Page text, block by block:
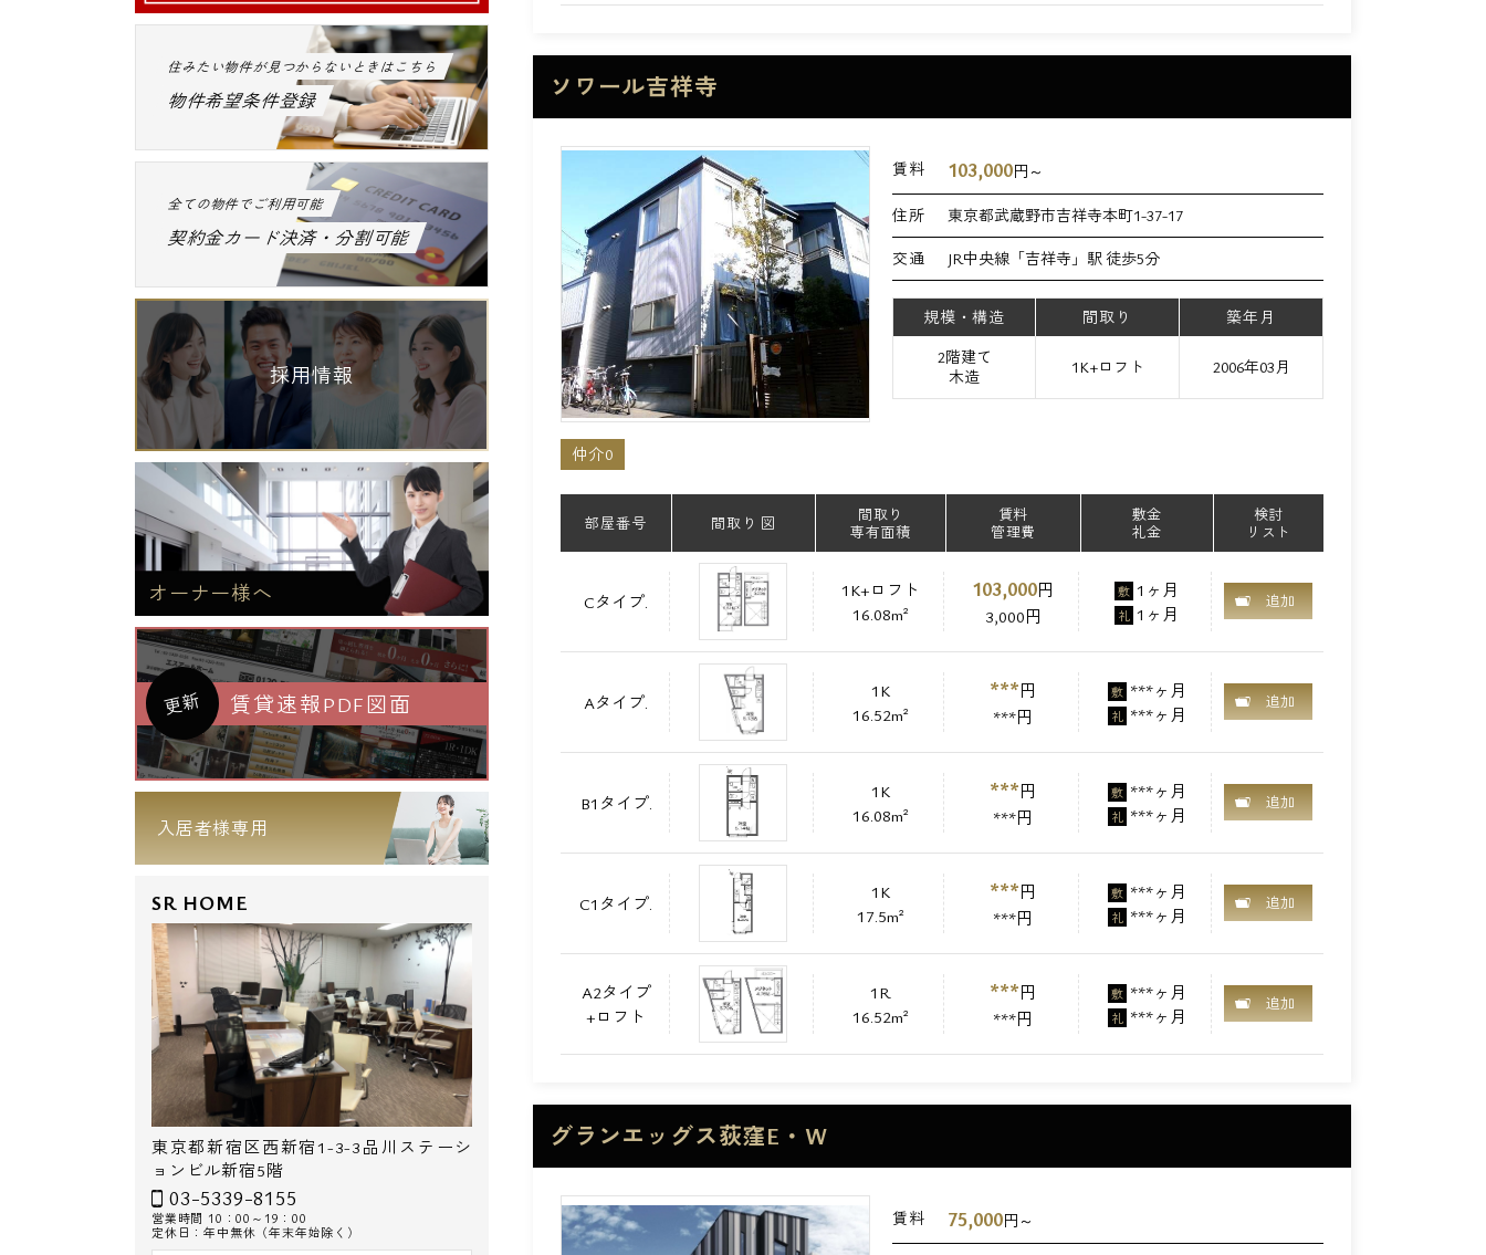
ソワール吉祥寺
賃料 103,000円～
住所 東京都武蔵野市吉祥寺本町1-37-17
交通 JR中央線「吉祥寺」駅 徒歩5分
規模・構造 間取り
築年月
2階建て
木造
1K+ロフト 2006年03月
仲介0
部屋番号 間取り 図
間取り
専有面積
賃料
管理費
敷金
礼金
検討
リスト
Cタイプ.
1K+ロフト
16.08m²
103,000円
3,000円
敷 1ヶ月
礼 1ヶ月
追加
Aタイプ.
1K
16.52m²
***円
***円
敷 ***ヶ月
礼 ***ヶ月
追加
B1タイプ.
1K
16.08m²
***円
***円
敷 ***ヶ月
礼 ***ヶ月
追加
C1タイプ.
1K
17.5m²
***円
***円
敷 ***ヶ月
礼 ***ヶ月
追加
A2タイプ
+ロフト
1R
16.52m²
***円
***円
敷 ***ヶ月
礼 ***ヶ月
追加
グランエッグス荻窪E・W
賃料 75,000円～
住みたい物件が見つからないときはこちら
物件希望条件登録
全ての物件でご利用可能
契約金カード決済・分割可能
採用情報
オーナー様へ
更新 賃貸速報PDF図面
入居者様専用
SR HOME
東京都新宿区西新宿1-3-3品川ステーシ
ョンビル新宿5階
03-5339-8155
営業時間 10：00～19：00
定休日：年中無休（年末年始除く）